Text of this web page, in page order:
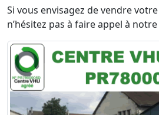
Si vous envisagez de vendre
n’hésitez pas à faire appel à